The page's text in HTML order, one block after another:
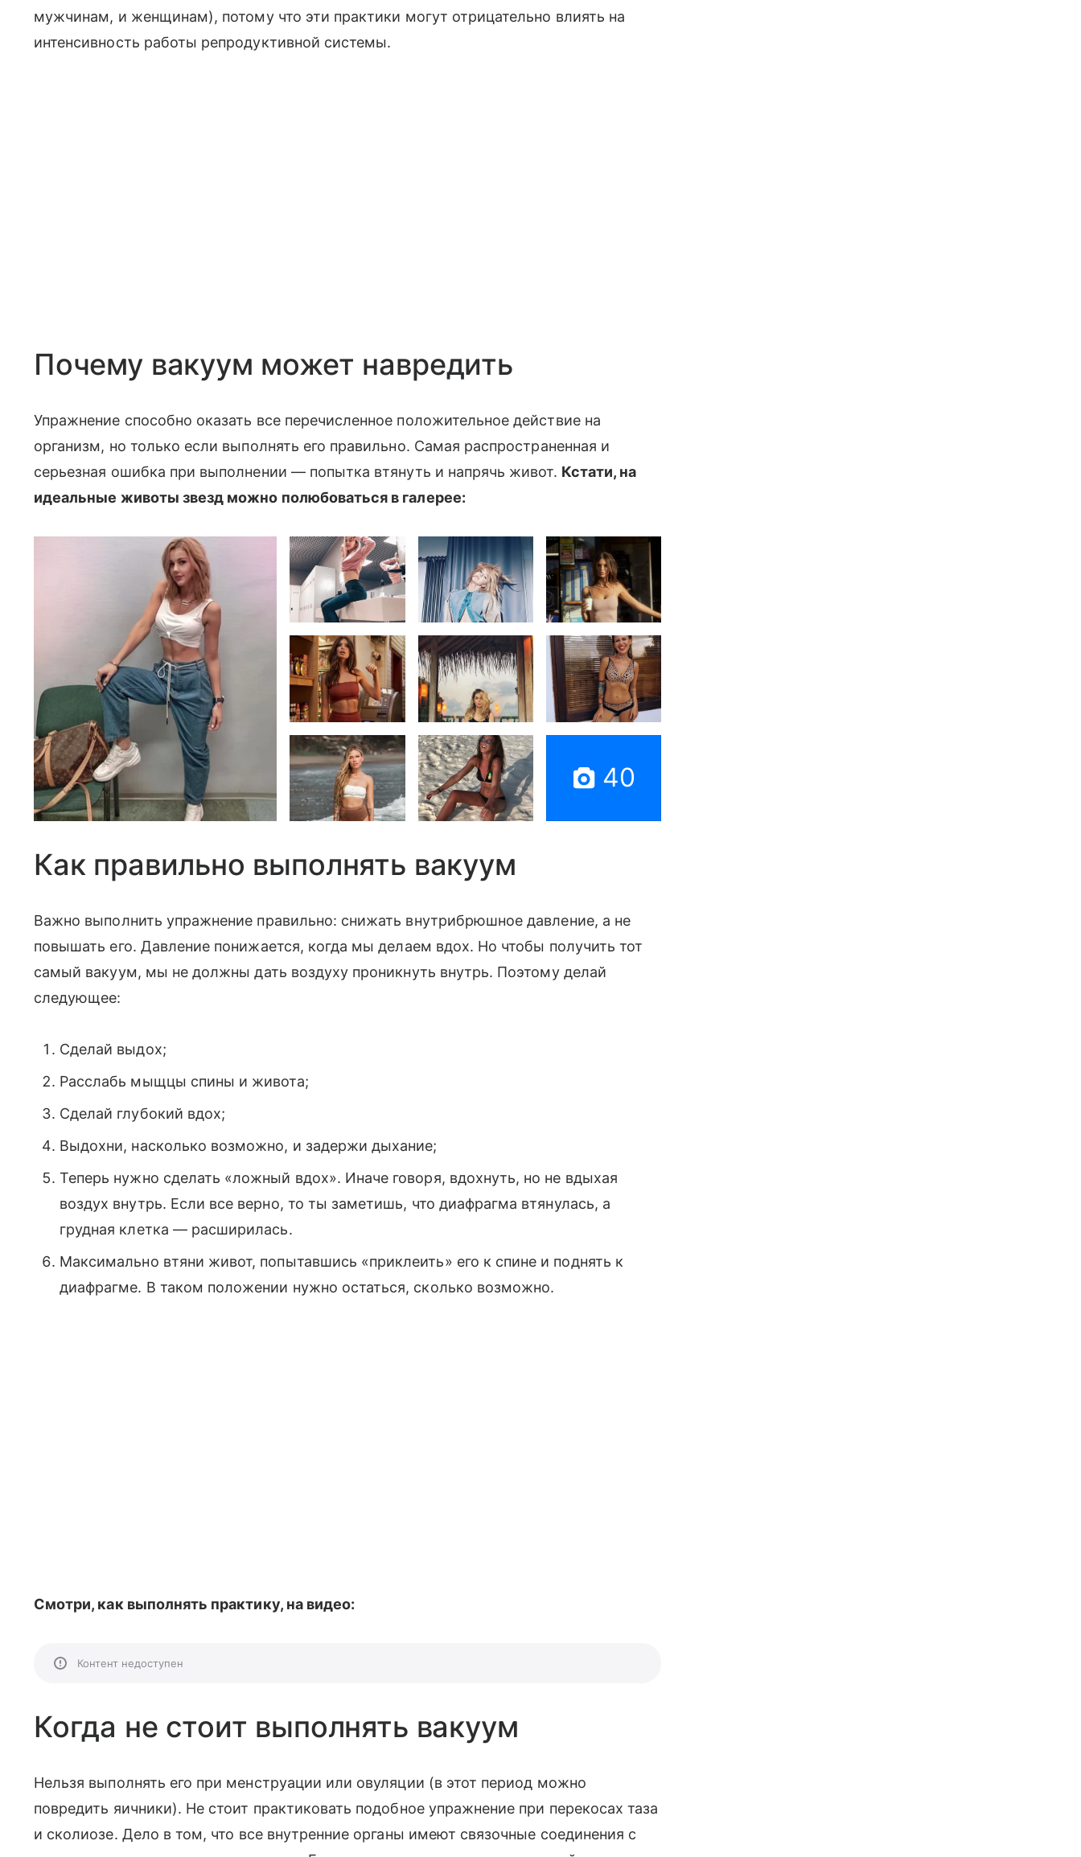
мужчинам, и женщинам), потому что эти практики могут отрицательно влиять на
интенсивность работы репродуктивной системы.
Почему вакуум может навредить
Упражнение способно оказать все перечисленное положительное действие на
организм, но только если выполнять его правильно. Самая распространенная и
серьезная ошибка при выполнении — попытка втянуть и напрячь живот. Кстати, на
идеальные животы звезд можно полюбоваться в галерее:
40
Как правильно выполнять вакуум
Важно выполнить упражнение правильно: снижать внутрибрюшное давление, а не
повышать его. Давление понижается, когда мы делаем вдох. Но чтобы получить тот
самый вакуум, мы не должны дать воздуху проникнуть внутрь. Поэтому делай
следующее:
Сделай выдох;
Расслабь мыщцы спины и живота;
Сделай глубокий вдох;
Выдохни, насколько возможно, и задержи дыхание;
Теперь нужно сделать «ложный вдох». Иначе говоря, вдохнуть, но не вдыхая
воздух внутрь. Если все верно, то ты заметишь, что диафрагма втянулась, а
грудная клетка — расширилась.
Максимально втяни живот, попытавшись «приклеить» его к спине и поднять к
диафрагме. В таком положении нужно остаться, сколько возможно.
Смотри, как выполнять практику, на видео:
Контент недоступен
Когда не стоит выполнять вакуум
Нельзя выполнять его при менструации или овуляции (в этот период можно
повредить яичники). Не стоит практиковать подобное упражнение при перекосах таза
и сколиозе. Дело в том, что все внутренние органы имеют связочные соединения с